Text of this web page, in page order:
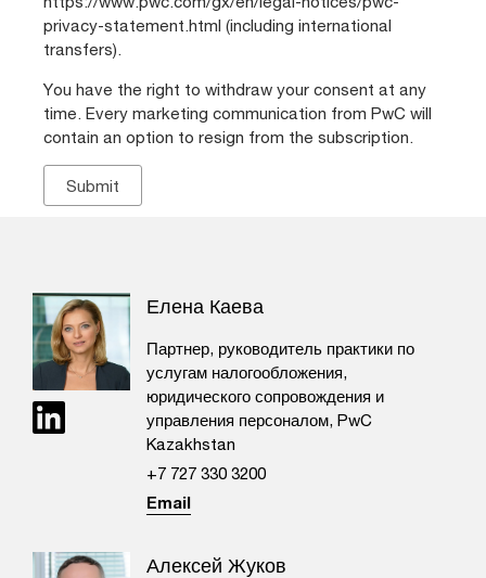
privacy-statement.html (including international
transfers).
You have the right to withdraw your consent at any
time. Every marketing communication from PwC will
contain an option to resign from the subscription.
Елена Каева
Партнер, руководитель практики по
услугам налогообложения,
юридического сопровождения и
управления персоналом, PwC
Kazakhstan
+7 727 330 3200
Email
Алексей Жуков